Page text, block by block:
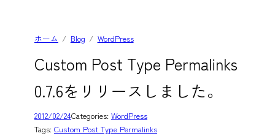
ホーム Blog WordPress
Custom Post Type Permalinks
0.7.6をリリースしました。
2012/02/24Categories: WordPress
Tags: Custom Post Type Permalinks